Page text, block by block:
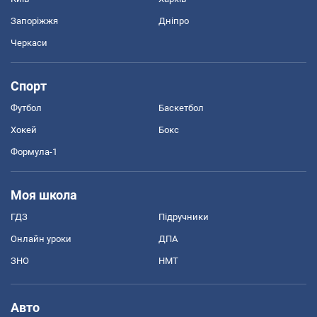
Запоріжжя Дніпро
Черкаси
Спорт
Футбол Баскетбол
Хокей Бокс
Формула-1
Моя школа
ГДЗ Підручники
Онлайн уроки ДПА
ЗНО НМТ
Авто